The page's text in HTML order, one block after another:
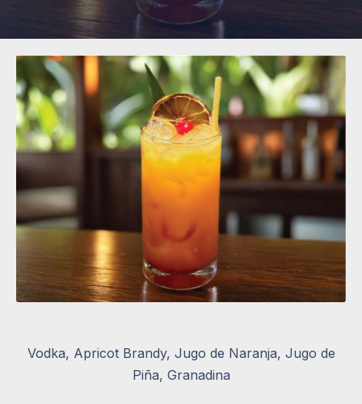
Vodka, Apricot Brandy, Jugo de Naranja, Jugo de
Piña, Granadina